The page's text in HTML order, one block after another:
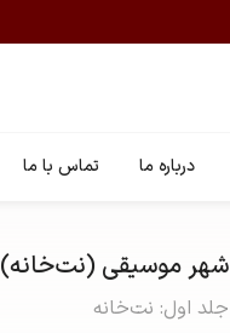
درباره ما تماس با ما
شهر موسیقی (نت‌خانه)
جلد اول: نت‌خانه